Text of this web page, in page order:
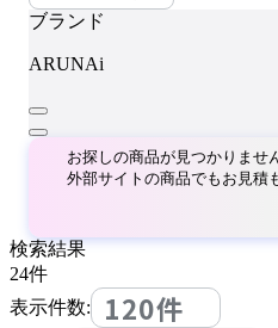
ブランド
ARUNAi
お探しの商品が見つかりませ
外部サイトの商品でもお見積
検索結果
24件
表示件数:
120件